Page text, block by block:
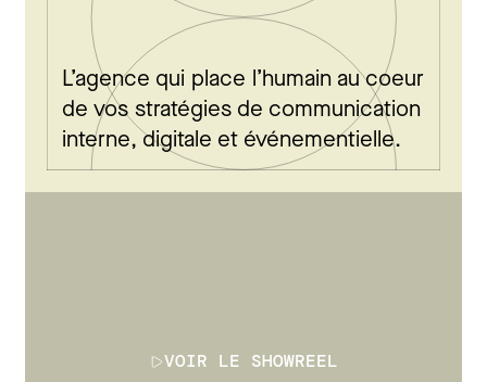
L’agence qui place l’humain au coeur
de vos stratégies de communication
interne, digitale et événementielle.
VOIR LE SHOWREEL